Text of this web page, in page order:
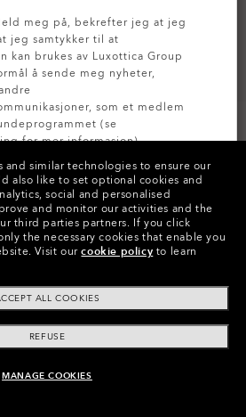
I HANDLEVOGN
Brilleglass,
alle
Med Høy Passform
and similar technologies to ensure our
also like to set optional cookies and
social and personalised
and monitor our activities and the
third parties partners. If you click
the necessary cookies that enable you
Visit ourcookie policy to learn
ALL COOKIES
REFUSE
MANAGE COOKIES
meg på, bekrefter jeg at jeg
jeg samtykker til at
kan brukes av Luxottica Group
å sende meg nyheter,
som et medlem
(se
for mer informasjon).